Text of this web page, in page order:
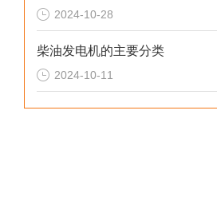
2024-10-28
柴油发电机的主要分类
2024-10-11